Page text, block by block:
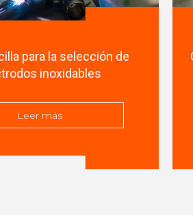
para la selección de
inoxidables
Leer más